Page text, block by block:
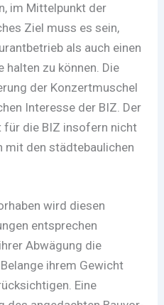
im Mittelpunkt der
Ziel muss es sein,
als auch einen
halten zu können. Die
der Konzert­mu­schel
Interesse der BIZ. Der
für die BIZ insofern nicht
mit den städtebaulichen
wird diesen
entsprechen
Abwägung die
ihrem Gewicht
Eine